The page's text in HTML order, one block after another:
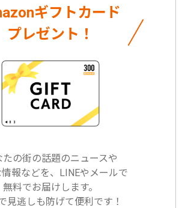
ギフトカード
プレゼント！
たの街の話題のニュースや
報などを、LINEやメールで
無料でお届けします。
見逃しも防げて便利です！